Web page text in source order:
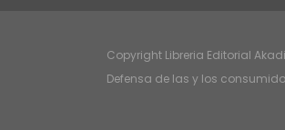
Copyright Libreria Editorial
Defensa de las y los